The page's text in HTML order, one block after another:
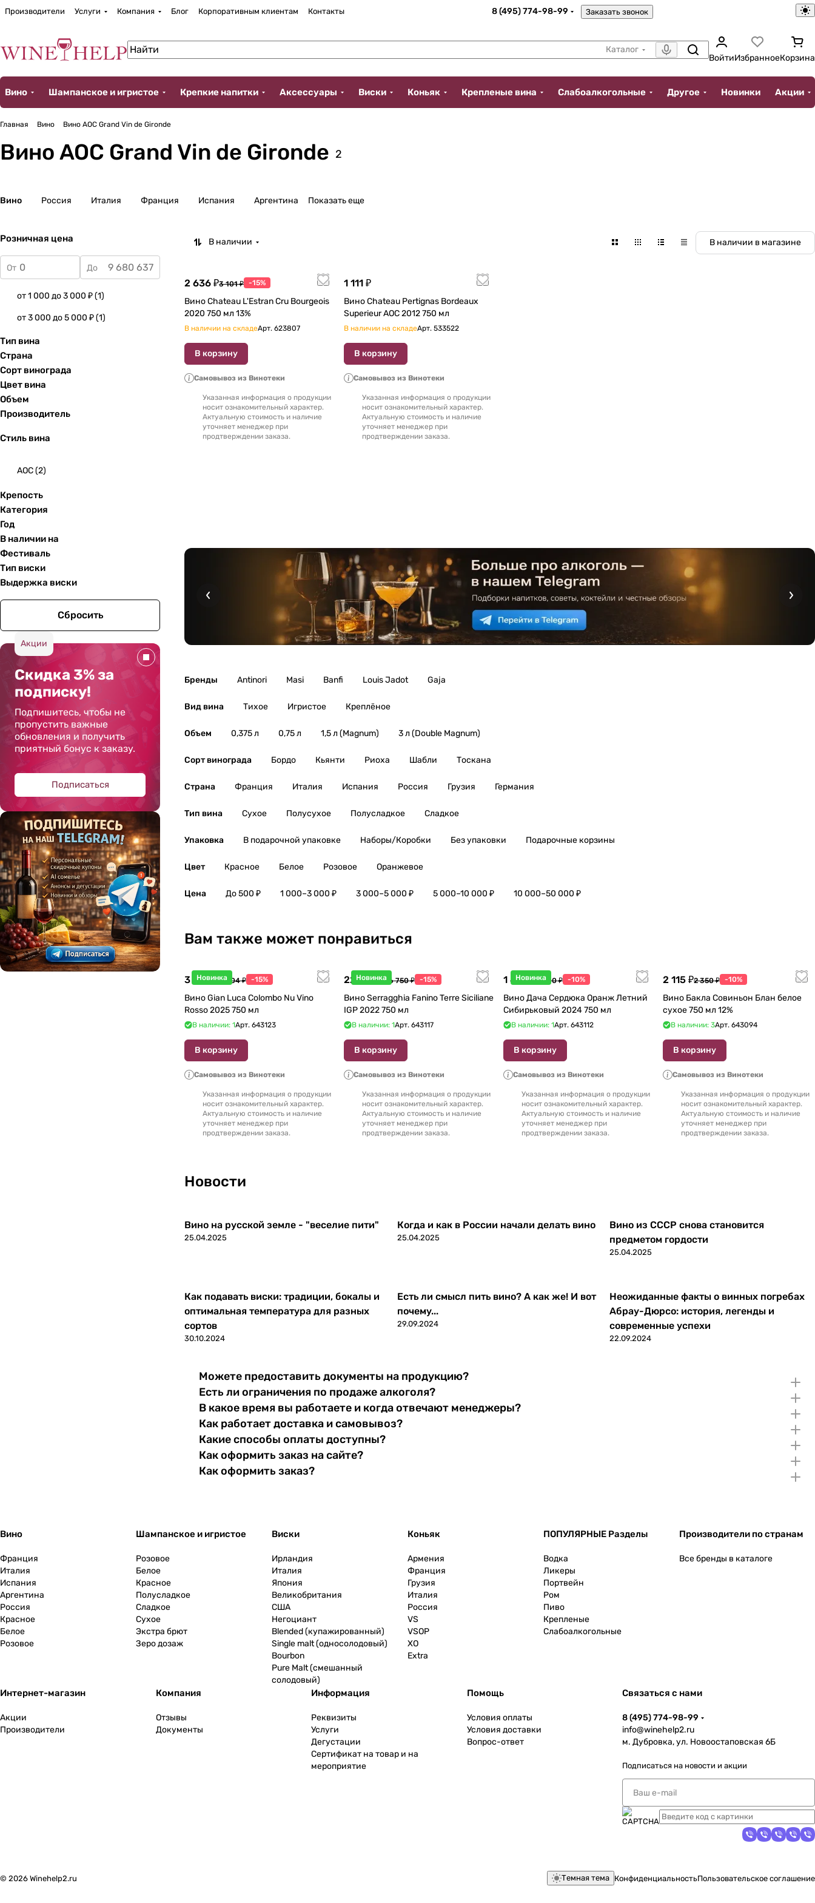
Производители Услуги Компания Блог Корпоративным клиентам Контакты 8 (495) 774-98-99 Заказать звонок
Каталог
ВойтиИзбранноеКорзина
Вино Шампанское и игристое Крепкие напитки Аксессуары Виски Коньяк Крепленые вина Слабоалкогольные Другое Новинки Акции
Главная Вино Вино AOC Grand Vin de Gironde
Вино AOC Grand Vin de Gironde 2
Вино Россия Италия Франция Испания Аргентина Показать еще
Розничная цена
От До
от 1 000 до 3 000 ₽(1)
от 3 000 до 5 000 ₽(1)
Тип вина
Страна
Сорт винограда
Цвет вина
Объем
Производитель
Стиль вина
AOC(2)
Крепость
Категория
Год
В наличии на
Фестиваль
Тип виски
Выдержка виски
Сбросить
Акции
Скидка 3% за
подписку!
Подпишитесь, чтобы не
пропустить важные
обновления и получить
приятный бонус к заказу.
Подписаться
В наличии В наличии в магазине
2 636 ₽3 101 ₽ -15%
Вино Chateau L'Estran Cru Bourgeois
2020 750 мл 13%
В наличии на складеАрт. 623807
В корзину
Самовывоз из Винотеки
Указанная информация о продукции
носит ознакомительный характер.
Актуальную стоимость и наличие
уточняет менеджер при
продтверждении заказа.
1 111 ₽
Вино Chateau Pertignas Bordeaux
Superieur AOC 2012 750 мл
В наличии на складеАрт. 533522
В корзину
Самовывоз из Винотеки
Указанная информация о продукции
носит ознакомительный характер.
Актуальную стоимость и наличие
уточняет менеджер при
продтверждении заказа.
Бренды Antinori Masi Banfi Louis Jadot Gaja
Вид вина Тихое Игристое Креплёное
Объем 0,375 л 0,75 л 1,5 л (Magnum) 3 л (Double Magnum)
Сорт винограда Бордо Кьянти Риоха Шабли Тоскана
Страна Франция Италия Испания Россия Грузия Германия
Тип вина Сухое Полусухое Полусладкое Сладкое
Упаковка В подарочной упаковке Наборы/Коробки Без упаковки Подарочные корзины
Цвет Красное Белое Розовое Оранжевое
Цена До 500 ₽ 1 000–3 000 ₽ 3 000–5 000 ₽ 5 000–10 000 ₽ 10 000–50 000 ₽
Вам также может понравиться
Новинка
3 998 ₽4 704 ₽ -15%
Вино Gian Luca Colombo Nu Vino
Rosso 2025 750 мл
В наличии: 1Арт. 643123
В корзину
Самовывоз из Винотеки
Указанная информация о продукции
носит ознакомительный характер.
Актуальную стоимость и наличие
уточняет менеджер при
продтверждении заказа.
Новинка
22 738 ₽26 750 ₽ -15%
Вино Serragghia Fanino Terre Siciliane
IGP 2022 750 мл
В наличии: 1Арт. 643117
В корзину
Самовывоз из Винотеки
Указанная информация о продукции
носит ознакомительный характер.
Актуальную стоимость и наличие
уточняет менеджер при
продтверждении заказа.
Новинка
1 440 ₽1 600 ₽ -10%
Вино Дача Сердюка Оранж Летний
Сибирьковый 2024 750 мл
В наличии: 1Арт. 643112
В корзину
Самовывоз из Винотеки
Указанная информация о продукции
носит ознакомительный характер.
Актуальную стоимость и наличие
уточняет менеджер при
продтверждении заказа.
2 115 ₽2 350 ₽ -10%
Вино Бакла Совиньон Блан белое
сухое 750 мл 12%
В наличии: 3Арт. 643094
В корзину
Самовывоз из Винотеки
Указанная информация о продукции
носит ознакомительный характер.
Актуальную стоимость и наличие
уточняет менеджер при
продтверждении заказа.
Новости
Вино на русской земле - "веселие пити"
25.04.2025
Когда и как в России начали делать вино
25.04.2025
Вино из СССР снова становится
предметом гордости
25.04.2025
Как подавать виски: традиции, бокалы и
оптимальная температура для разных
сортов
30.10.2024
Есть ли смысл пить вино? А как же! И вот
почему...
29.09.2024
Неожиданные факты о винных погребах
Абрау-Дюрсо: история, легенды и
современные успехи
22.09.2024
Можете предоставить документы на продукцию?
Есть ли ограничения по продаже алкоголя?
В какое время вы работаете и когда отвечают менеджеры?
Как работает доставка и самовывоз?
Какие способы оплаты доступны?
Как оформить заказ на сайте?
Как оформить заказ?
Вино
Франция
Италия
Испания
Аргентина
Россия
Красное
Белое
Розовое
Шампанское и игристое
Розовое
Белое
Красное
Полусладкое
Сладкое
Сухое
Экстра брют
Зеро дозаж
Виски
Ирландия
Италия
Япония
Великобритания
США
Негоциант
Blended (купажированный)
Single malt (односолодовый)
Bourbon
Pure Malt (смешанный
солодовый)
Коньяк
Армения
Франция
Грузия
Италия
Россия
VS
VSOP
XO
Extra
ПОПУЛЯРНЫЕ Разделы
Водка
Ликеры
Портвейн
Ром
Пиво
Крепленые
Слабоалкогольные
Производители по странам
Все бренды в каталоге
Интернет-магазин
Акции
Производители
Компания
Отзывы
Документы
Информация
Реквизиты
Услуги
Дегустации
Сертификат на товар и на
мероприятие
Помощь
Условия оплаты
Условия доставки
Вопрос-ответ
Связаться с нами
8 (495) 774-98-99
info@winehelp2.ru
м. Дубровка, ул. Новоостаповская 6Б
Подписаться на новости и акции
© 2026 Winehelp2.ru Темная тема КонфиденциальностьПользовательское соглашение